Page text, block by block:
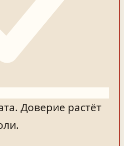
Доверие растёт